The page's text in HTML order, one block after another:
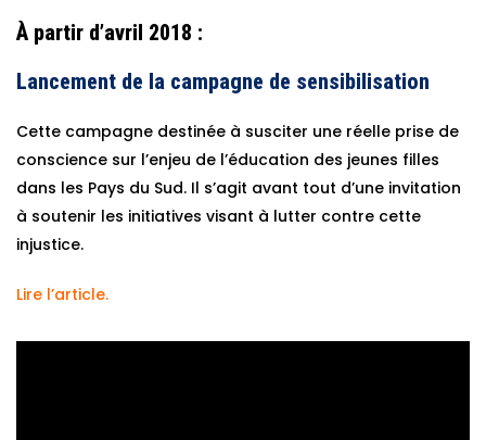
À partir d’avril 2018 :
Lancement de la campagne de sensibilisation
Cette campagne destinée à susciter une réelle prise de
conscience sur l’enjeu de l’éducation des jeunes filles
dans les Pays du Sud. Il s’agit avant tout d’une invitation
à soutenir les initiatives visant à lutter contre cette
injustice.
Lire l’article.